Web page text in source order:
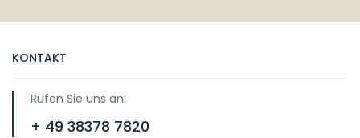
KONTAKT
Rufen Sie uns an:
+ 49 38378 7820